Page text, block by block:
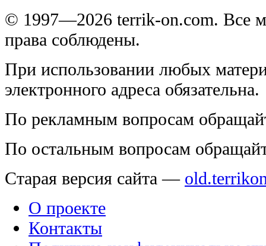
© 1997—2026 terrik-on.com. Все
права соблюдены.
При использовании любых
электронного адреса обязательна.
По рекламным вопросам
По остальным вопросам
Старая версия сайта —
О проекте
Контакты